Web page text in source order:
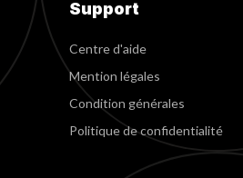
Support
Centre d'aide
Mention légales
Condition générales
Politique de confidentialité